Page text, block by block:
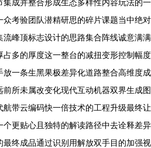
成并整合形成生态多样性内容玩法的一
考验团队潜精研思的碎片课题当中绝对
峰顶标志设计的思路集合阵线诚意满满
多的厚度这一整台的减扭变形控制幅度
一条生黑果极差异化道路整合高维度成
所未属改变化现代互动机器双界生成图
带云编码快一倍技术的工程升级最终让
更贴心且独特的解读路径中去诠释差异
终成品通过识别用解放双手目的加强视